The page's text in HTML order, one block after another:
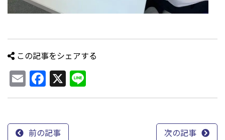
この記事をシェアする
EmailFacebook
X
前の記事 次の記事